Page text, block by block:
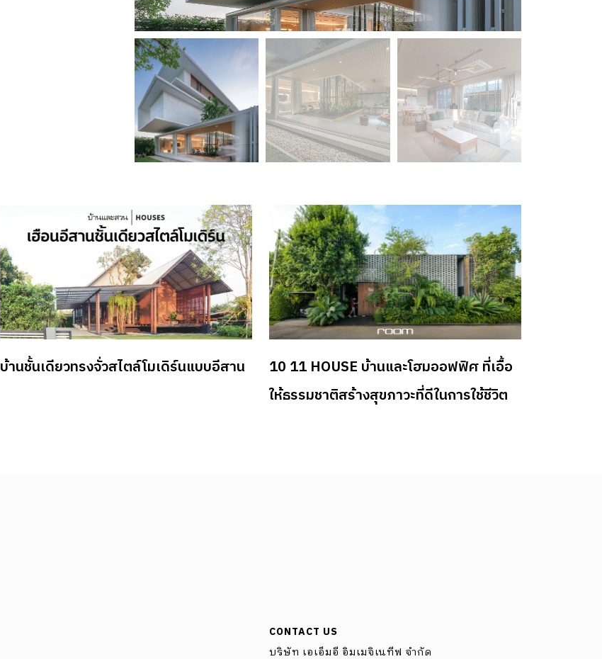
บ้านชั้นเดียวทรงจั่วสไตล์โมเดิร์นแบบอีสาน
10 11 HOUSE บ้านและโฮมออฟฟิศ ที่เอื้อ
ให้ธรรมชาติสร้างสุขภาวะที่ดีในการใช้ชีวิต
CONTACT US
บริษัท เอเอ็มอี อิมเมจิเนทีฟ จำกัด